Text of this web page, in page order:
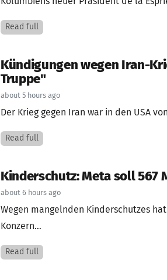
Read full
Kündigungen wegen Iran-
Truppe"
about 5 hours ago
Der Krieg gegen Iran war in den USA
Read full
Kinderschutz: Meta soll
about 6 hours ago
Wegen mangelnden Kinderschutzes
Konzern...
Read full